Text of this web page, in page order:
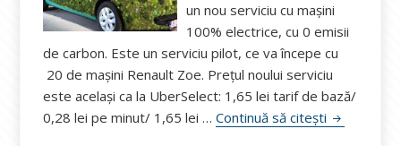
un nou serviciu cu maşini
100% electrice, cu 0 emisii
de carbon. Este un serviciu pilot, ce va începe cu
20 de maşini Renault Zoe. Prețul noului serviciu
este acelaşi ca la UberSelect: 1,65 lei tarif de bază/
0,28 lei pe minut/ 1,65 lei …Continuă să citești